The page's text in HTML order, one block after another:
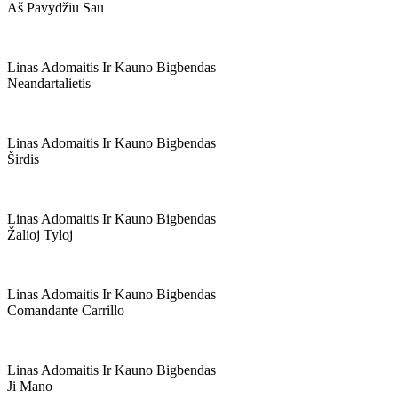
Aš Pavydžiu Sau
Linas Adomaitis Ir Kauno Bigbendas
Neandartalietis
Linas Adomaitis Ir Kauno Bigbendas
Širdis
Linas Adomaitis Ir Kauno Bigbendas
Žalioj Tyloj
Linas Adomaitis Ir Kauno Bigbendas
Comandante Carrillo
Linas Adomaitis Ir Kauno Bigbendas
Ji Mano